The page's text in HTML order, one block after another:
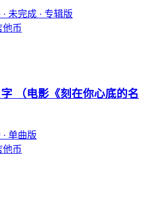
· 未完成 · 专辑版
币
（电影《刻在你心底的名
· 单曲版
币